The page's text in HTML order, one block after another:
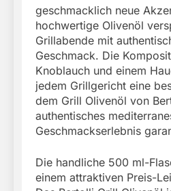
geschmacklich neue
hochwertige Olivenöl
Grillabende mit
Geschmack. Die
Knoblauch und einem
jedem Grillgericht eine
dem Grill Olivenöl von
authentisches
Geschmackserlebnis
Die handliche 500 ml-
einem attraktiven Preis-